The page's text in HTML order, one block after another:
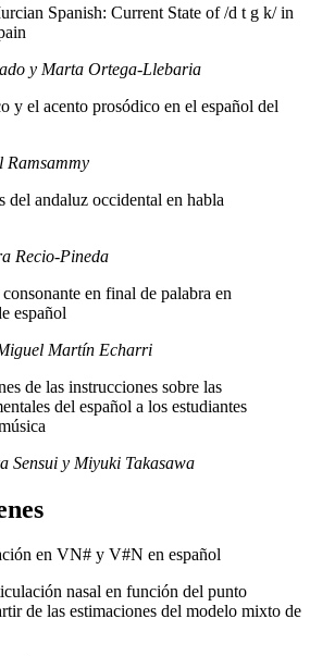
Spanish: Current State of /d t g k/ in
y Marta Ortega-Llebaria
y el acento prosódico en el español del
del andaluz occidental en habla
Recio-Pineda
en final de palabra en
español
Martín Echarri
de las instrucciones sobre las
del español a los estudiantes
Sensui y Miyuki Takasawa
en VN# y V#N en español
nasal en función del punto
de las estimaciones del modelo mixto de